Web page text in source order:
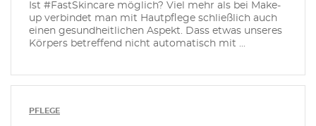
Ist #FastSkincare möglich? Viel mehr als bei Make-
up verbindet man mit Hautpflege schließlich auch
einen gesundheitlichen Aspekt. Dass etwas unseres
Körpers betreffend nicht automatisch mit ...
PFLEGE